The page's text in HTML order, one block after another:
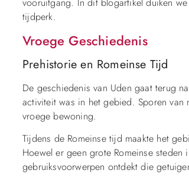
vooruitgang. In dit blogartikel duiken
tijdperk.
Vroege Geschiedenis
Prehistorie en Romeinse Tijd
De geschiedenis van Uden gaat terug
activiteit was in het gebied. Sporen
vroege bewoning.
Tijdens de Romeinse tijd maakte het
Hoewel er geen grote Romeinse
gebruiksvoorwerpen ontdekt die